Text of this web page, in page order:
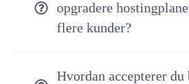
opgradere
flere kunder?
Hvordan accepterer du